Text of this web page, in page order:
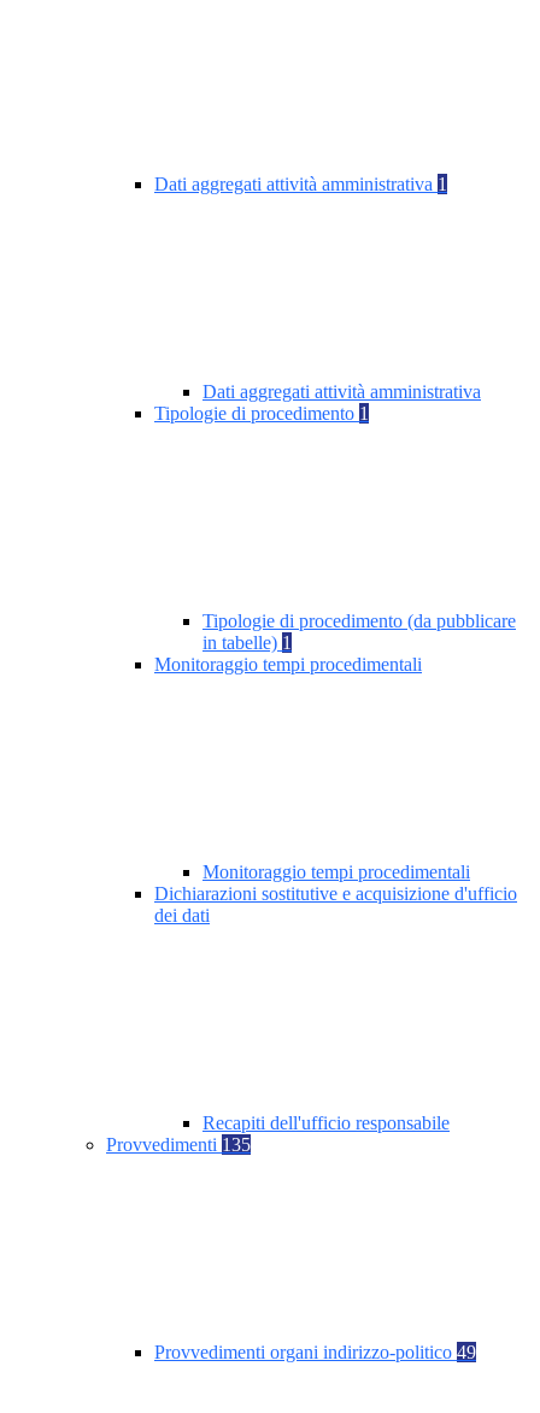
Dati aggregati attività amministrativa 1
Dati aggregati attività amministrativa
Tipologie di procedimento 1
Tipologie di procedimento (da pubblicare
in tabelle) 1
Monitoraggio tempi procedimentali
Monitoraggio tempi procedimentali
Dichiarazioni sostitutive e acquisizione d'ufficio
dei dati
Recapiti dell'ufficio responsabile
Provvedimenti 135
Provvedimenti organi indirizzo-politico 49